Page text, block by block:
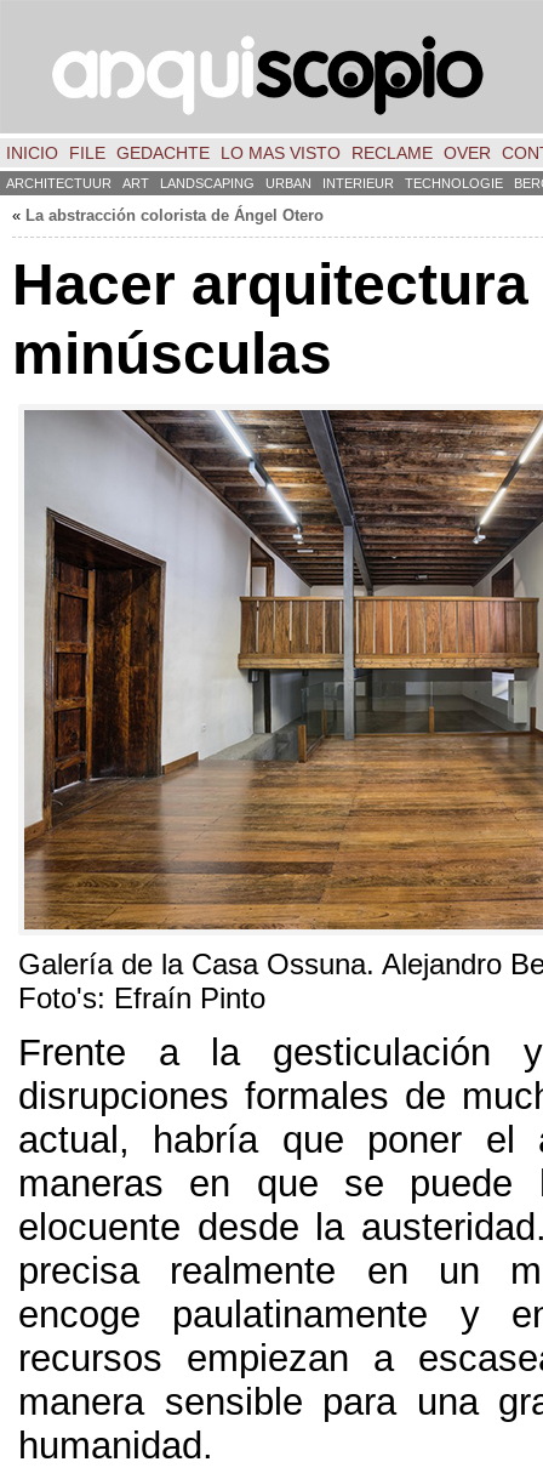
INICIO FILE GEDACHTE LO MAS VISTO RECLAME OVER
ARCHITECTUUR ART LANDSCAPING URBAN INTERIEUR TECHNOLOGIE
« La abstracción colorista de Ángel Otero
Hacer
minúsculas
Galería de la Casa Ossuna. Alejandro
Foto's: Efraín Pinto
Frente a la gesticulación
disrupciones formales de
actual, habría que poner el
maneras en que se puede
elocuente desde la austeridad
precisa realmente en un
encoge paulatinamente y
recursos empiezan a
manera sensible para una
humanidad.